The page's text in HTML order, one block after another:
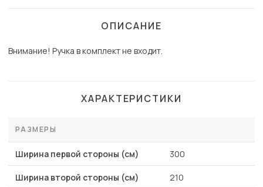
ОПИСАНИЕ
Внимание! Ручка в комплект не входит.
ХАРАКТЕРИСТИКИ
РАЗМЕРЫ
Ширина первой стороны (см) 300
Ширина второй стороны (см) 210